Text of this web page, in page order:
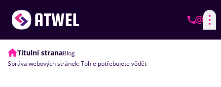
Titulní stranaBlog
Správa webových stránek: Tohle potřebujete vědět